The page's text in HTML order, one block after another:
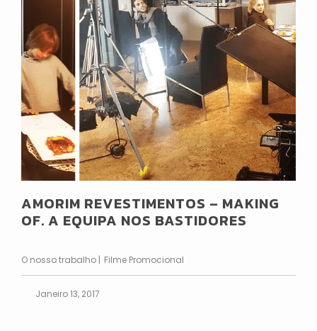
AMORIM REVESTIMENTOS – MAKING
OF. A EQUIPA NOS BASTIDORES
O nosso trabalho Filme Promocional
Janeiro 13, 2017